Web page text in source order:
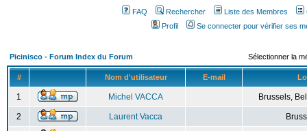
FAQ Rechercher Liste des Membres
Profil
Se connecter pour vérifier ses
Picinisco - Forum Index du Forum Sélectionner la
# Nom d'utilisateur E-mail
1 Michel VACCA Brussels,
2 Laurent Vacca